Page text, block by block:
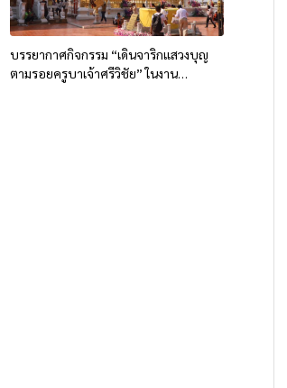
บรรยากาศกิจกรรม “เดินจาริกแสวงบุญ
ตามรอยครูบาเจ้าศรีวิชัย” ในงาน